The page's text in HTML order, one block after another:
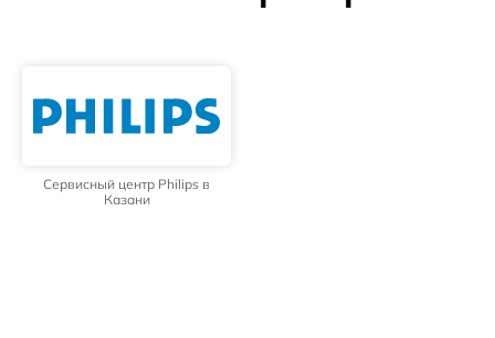
Сервисный центр Philips в
Казани